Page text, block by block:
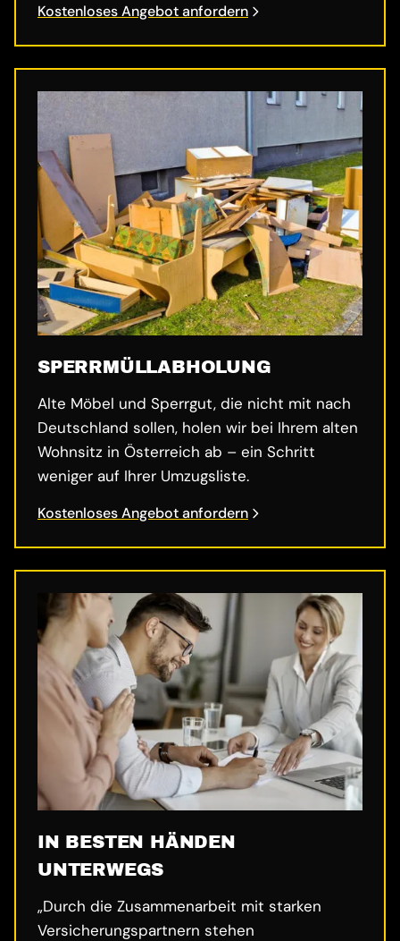
Kostenloses Angebot anfordern
SPERRMÜLL­ABHOLUNG
Alte Möbel und Sperrgut, die nicht mit nach
Deutschland sollen, holen wir bei Ihrem alten
Wohnsitz in Österreich ab – ein Schritt
weniger auf Ihrer Umzugsliste.
Kostenloses Angebot anfordern
IN BESTEN HÄNDEN
UNTERWEGS
„Durch die Zusammenarbeit mit starken
Versicherungspartnern stehen